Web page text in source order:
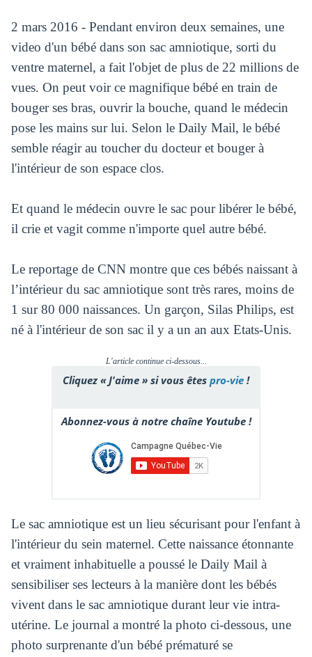
2 mars 2016 - Pendant environ deux semaines, une
video d'un bébé dans son sac amniotique, sorti du
ventre maternel, a fait l'objet de plus de 22 millions de
vues. On peut voir ce magnifique bébé en train de
bouger ses bras, ouvrir la bouche, quand le médecin
pose les mains sur lui. Selon le Daily Mail, le bébé
semble réagir au toucher du docteur et bouger à
l'intérieur de son espace clos.
Et quand le médecin ouvre le sac pour libérer le bébé,
il crie et vagit comme n'importe quel autre bébé.
Le reportage de CNN montre que ces bébés naissant à
l’intérieur du sac amniotique sont très rares, moins de
1 sur 80 000 naissances. Un garçon, Silas Philips, est
né à l'intérieur de son sac il y a un an aux Etats-Unis.
L'article continue ci-dessous...
Cliquez « J'aime » si vous êtes pro-vie !
Abonnez-vous à notre chaîne Youtube !
Le sac amniotique est un lieu sécurisant pour l'enfant à
l'intérieur du sein maternel. Cette naissance étonnante
et vraiment inhabituelle a poussé le Daily Mail à
sensibiliser ses lecteurs à la manière dont les bébés
vivent dans le sac amniotique durant leur vie intra-
utérine. Le journal a montré la photo ci-dessous, une
photo surprenante d'un bébé prématuré se